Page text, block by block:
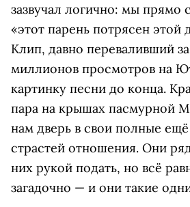
зазвучал логично: мы прямо
«этот парень потрясен этой
Клип, давно переваливший
миллионов просмотров на
картинку песни до конца.
пара на крышах пасмурной
нам дверь в свои полные
страстей отношения. Они
них рукой подать, но всё
загадочно — и они такие